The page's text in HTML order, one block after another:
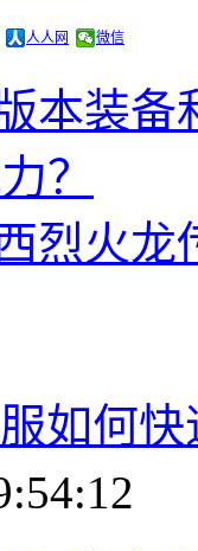
人人网 微信
本装
？
烈火
如何